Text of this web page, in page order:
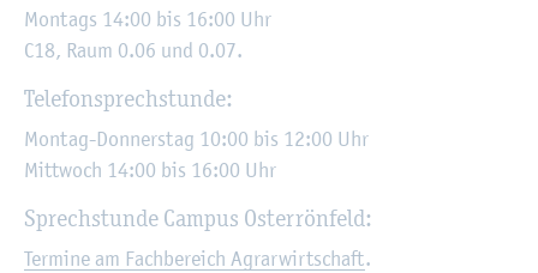
Mon­tags 14:00 bis 16:00 Uhr
C18, Raum 0.06 und 0.07.
Te­le­fon­sprech­stun­de:
Mon­tag-Don­ners­tag 10­:00 bis 12:00 Uhr
Mitt­woch 14:00 bis 16:00 Uhr
Sprech­stun­de Cam­pus Os­ter­rön­feld:
Ter­mi­ne am Fach­be­reich Agrar­wirt­schaft.